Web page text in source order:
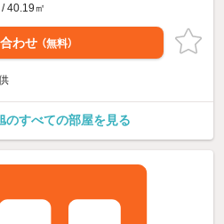
40.19㎡
わせ （無料）
のすべての部屋を見る